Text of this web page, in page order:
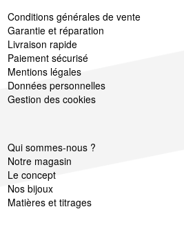
Conditions générales de vente
Garantie et réparation
Livraison rapide
Paiement sécurisé
Mentions légales
Données personnelles
Gestion des cookies
Qui sommes-nous ?
Notre magasin
Le concept
Nos bijoux
Matières et titrages